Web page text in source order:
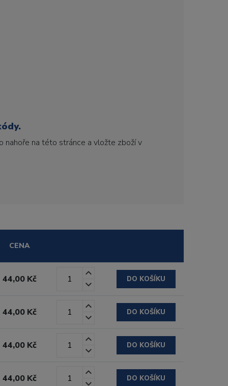
nahoře na této stránce a vložte zboží v
CENA
44,00 Kč DO KOŠÍKU
44,00 Kč DO KOŠÍKU
44,00 Kč DO KOŠÍKU
44,00 Kč DO KOŠÍKU